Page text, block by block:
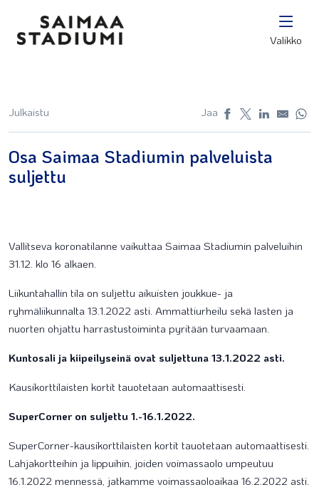
Valikko
Julkaistu Jaa
Osa Saimaa Stadiumin palveluista
suljettu
Vallitseva koronatilanne vaikuttaa Saimaa Stadiumin palveluihin
31.12. klo 16 alkaen.
Liikuntahallin tila on suljettu aikuisten joukkue- ja
ryhmäliikunnalta 13.1.2022 asti. Ammattiurheilu sekä lasten ja
nuorten ohjattu harrastustoiminta pyritään turvaamaan.
Kuntosali ja kiipeilyseinä ovat suljettuna 13.1.2022 asti.
Kausikorttilaisten kortit tauotetaan automaattisesti.
SuperCorner on suljettu 1.-16.1.2022.
SuperCorner-kausikorttilaisten kortit tauotetaan automaattisesti.
Lahjakortteihin ja lippuihin, joiden voimassaolo umpeutuu
16.1.2022 mennessä, jatkamme voimassaoloaikaa 16.2.2022 asti.